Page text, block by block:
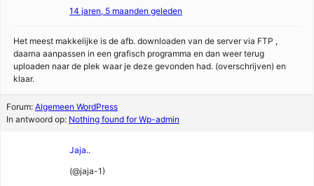
14 jaren, 5 maanden geleden
Het meest makkelijke is de afb. downloaden van de server via FTP ,
daarna aanpassen in een grafisch programma en dan weer terug
uploaden naar de plek waar je deze gevonden had. (overschrijven) en
klaar.
Forum: Algemeen WordPress
In antwoord op: Nothing found for Wp-admin
Jaja..
(@jaja-1)